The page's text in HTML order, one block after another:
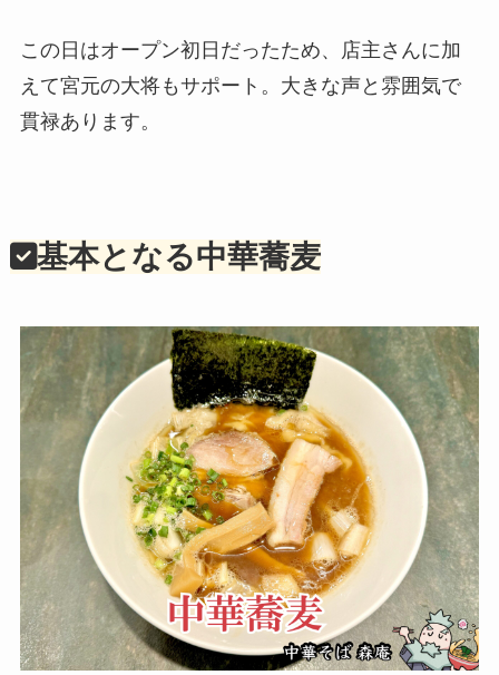
この日はオープン初日だったため、店主さんに加
えて宮元の大将もサポート。大きな声と雰囲気で
貫禄あります。
基本となる中華蕎麦